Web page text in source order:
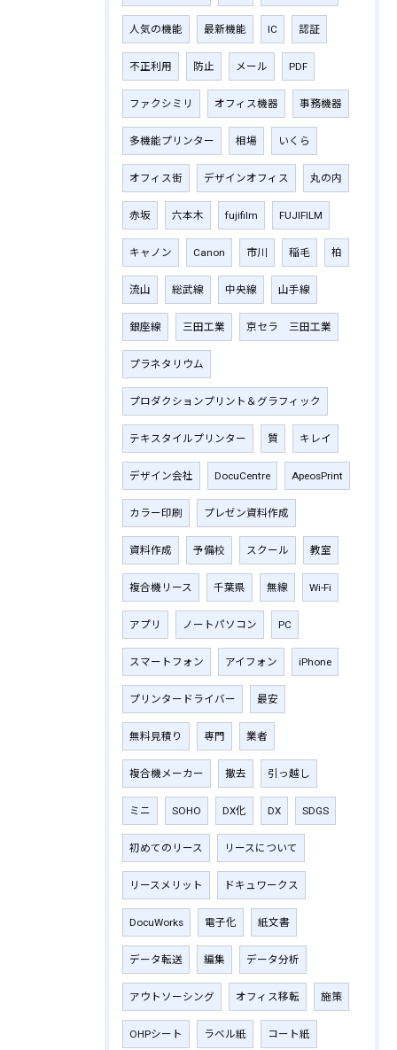
人気の機能 最新機能 IC 認証
不正利用 防止 メール PDF
ファクシミリ オフィス機器 事務機器
多機能プリンター 相場 いくら
オフィス街 デザインオフィス 丸の内
赤坂 六本木 fujifilm ‎FUJIFILM
キャノン Canon 市川 稲毛 柏
流山 総武線 中央線 山手線
銀座線 三田工業 京セラ 三田工業
プラネタリウム
プロダクションプリント＆グラフィック
テキスタイルプリンター 質 キレイ
デザイン会社 DocuCentre ApeosPrint
カラー印刷 プレゼン資料作成
資料作成 予備校 スクール 教室
複合機リース 千葉県 無線 Wi-Fi
アプリ ノートパソコン PC
スマートフォン アイフォン iPhone
プリンタードライバー 最安
無料見積り 専門 業者
複合機メーカー 撤去 引っ越し
ミニ SOHO DX化 DX SDGS
初めてのリース リースについて
リースメリット ドキュワークス
DocuWorks 電子化 紙文書
データ転送 編集 データ分析
アウトソーシング オフィス移転 施策
OHPシート ラベル紙 コート紙